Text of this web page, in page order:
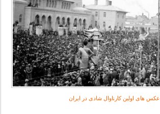
عکس های اولین کارناوال شادی در ایران